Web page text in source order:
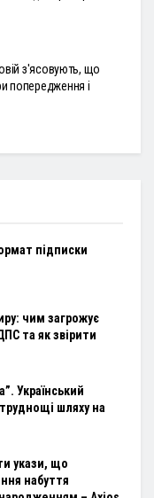
з'ясовують, що
попередження і
підписки
чим загрожує
та як звірити
Український
шляху на
укази, що
набуття